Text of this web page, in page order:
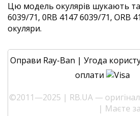
Цю модель окулярів шукають
6039/71, 0RB 4147 6039/71, ORB
окуляри.
Оправи Ray-Ban | Угода
оплати
©2011—2025 | RB.UA —
| Маєте